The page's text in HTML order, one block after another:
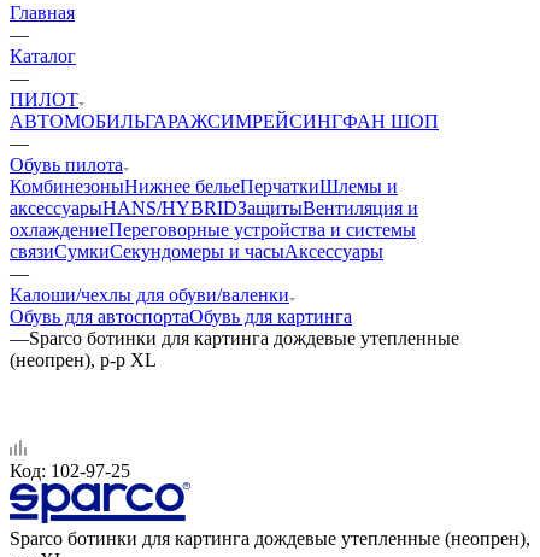
Главная
—
Каталог
—
ПИЛОТ
АВТОМОБИЛЬГАРАЖСИМРЕЙСИНГФАН ШОП
—
Обувь пилота
КомбинезоныНижнее бельеПерчаткиШлемы и
аксессуарыHANS/HYBRIDЗащитыВентиляция и
охлаждениеПереговорные устройства и системы
связиСумкиСекундомеры и часыАксессуары
—
Калоши/чехлы для обуви/валенки
Обувь для автоспортаОбувь для картинга
—Sparco ботинки для картинга дождевые утепленные
(неопрен), р-р XL
Код: 102-97-25
Sparco ботинки для картинга дождевые утепленные (неопрен),